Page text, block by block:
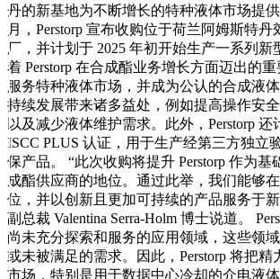
丹的新基地为不断增长的特种液体市场提
月，Perstorp 宣布收购位于荷兰阿姆斯特丹
厂，并计划于 2025 年初开始生产一系列新
着 Perstorp 在合成酯业务增长方面迈出的
服务特种液体市场，并成为公认的合成液
持续发展带来诸多益处，例如提高操作安
以及减少液体维护需求。此外，Perstorp
ISCC PLUS 认证，用于生产经第三方独立
保产品。 “此次收购将提升 Perstorp 作为基
成酯供应商的地位。通过此举，我们能够
位，并以创新且更加可持续的产品服务于
副总裁 Valentina Serra-Holm 博士说道。
尚未充分探索和服务的应用领域，这些领
或未被满足的需求。因此，Perstorp 将把
市场，特别是用于数据中心冷却的介电液